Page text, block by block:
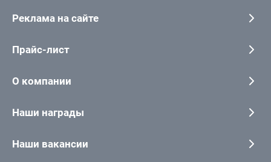
Реклама на сайте
Прайс-лист
О компании
Наши награды
Наши вакансии